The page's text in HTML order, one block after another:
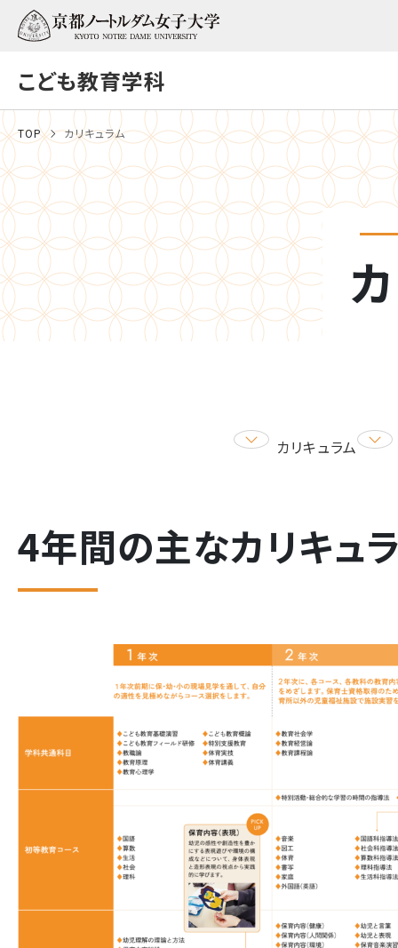
こども教育学科
TOP カリキュラム
カリキュラム
4年間の主なカリキュ